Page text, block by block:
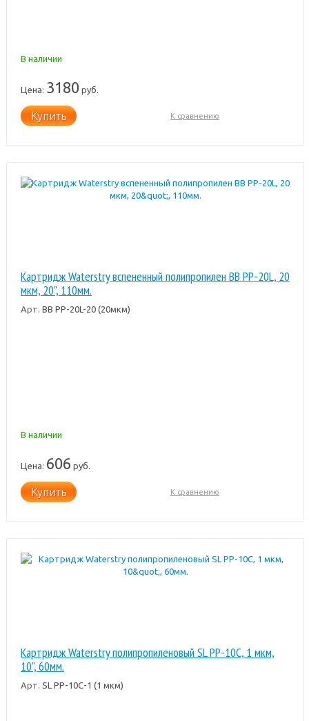
В наличии
Цена: 3180 руб.
Купить К сравнению
Картридж Waterstry вспененный полипропилен BB PP-20L, 20
мкм, 20", 110мм.
Арт. BB PP-20L-20 (20мкм)
В наличии
Цена: 606 руб.
Купить К сравнению
Картридж Waterstry полипропиленовый SL PP-10C, 1 мкм,
10", 60мм.
Арт. SL PP-10C-1 (1 мкм)